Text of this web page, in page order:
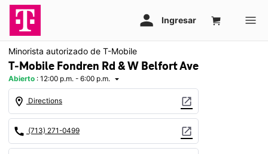
Minorista autorizado de T-Mobile
T-Mobile Fondren Rd & W Belfort Ave
Abierto : 12:00 p.m. - 6:00 p.m. arrow_drop_down
location_on Directions open_in_new
call (713) 271-0499 open_in_new